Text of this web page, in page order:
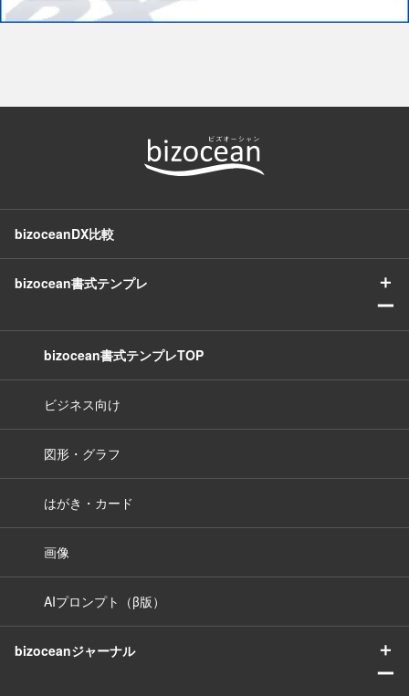
bizoceanDX比較
bizocean書式テンプレ
＋
ー
bizocean書式テンプレTOP
ビジネス向け
図形・グラフ
はがき・カード
画像
AIプロンプト（β版）
bizoceanジャーナル
＋
ー